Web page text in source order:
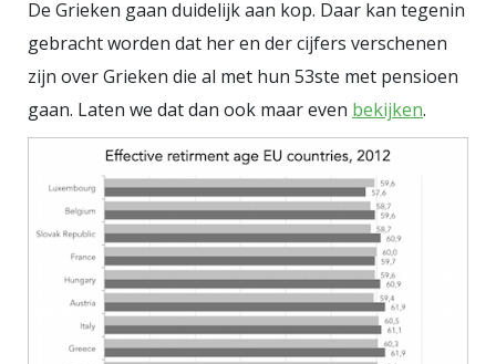
De Grieken gaan duidelijk aan kop. Daar kan tegenin
gebracht worden dat her en der cijfers verschenen
zijn over Grieken die al met hun 53ste met pensioen
gaan. Laten we dat dan ook maar even bekijken.